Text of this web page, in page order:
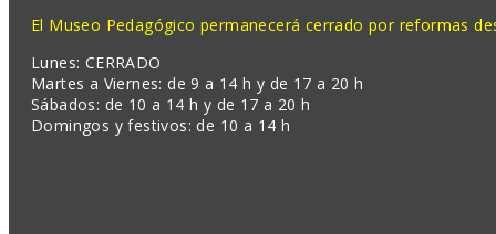
El Museo Pedagógico permanecerá cerrado por reformas
Lunes: CERRADO
Martes a Viernes: de 9 a 14 h y de 17 a 20 h
Sábados: de 10 a 14 h y de 17 a 20 h
Domingos y festivos: de 10 a 14 h